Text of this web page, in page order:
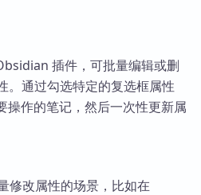
插件，可批量编辑或删
。通过勾选特定的复选框属性
操作的笔记，然后一次性更新属
修改属性的场景，比如在